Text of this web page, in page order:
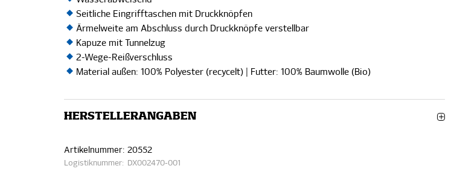
Seitliche Eingrifftaschen mit Druckknöpfen
Ärmelweite am Abschluss durch Druckknöpfe verstellbar
Kapuze mit Tunnelzug
2-Wege-Reißverschluss
Material außen: 100% Polyester (recycelt) | Futter: 100% Baumwolle (Bio)
HERSTELLERANGABEN
Artikelnummer: 20552
Logistiknummer: DX002470-001